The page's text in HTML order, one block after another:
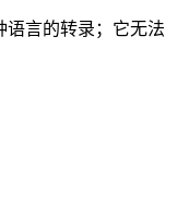
言的转录；它无法